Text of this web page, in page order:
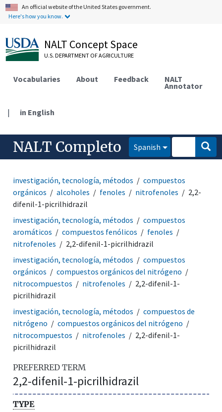
An official website of the United States government.
Here's how you know.
NALT Concept Space
U.S. DEPARTMENT OF AGRICULTURE
Vocabularies About Feedback NALT
Annotator
| in English
NALT Completo Spanish
investigación, tecnología, métodos
compuestos
orgánicos
alcoholes fenoles nitrofenoles
2,2-
difenil-1-picrilhidrazil
investigación, tecnología, métodos
compuestos
aromáticos
compuestos fenólicos
fenoles
nitrofenoles
2,2-difenil-1-picrilhidrazil
investigación, tecnología, métodos
compuestos
orgánicos
compuestos orgánicos del nitrógeno
nitrocompuestos
nitrofenoles
2,2-difenil-1-
picrilhidrazil
investigación, tecnología, métodos
compuestos de
nitrógeno
compuestos orgánicos del nitrógeno
nitrocompuestos
nitrofenoles
2,2-difenil-1-
picrilhidrazil
PREFERRED TERM
2,2-difenil-1-picrilhidrazil
TYPE